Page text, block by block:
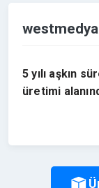
westmedya
5 yılı aşkın
üretimi
büyüttüm ve